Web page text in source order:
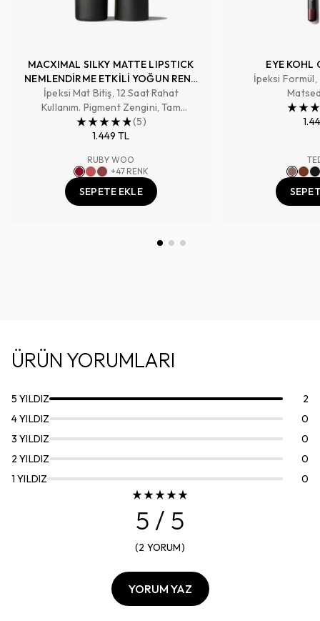
MACXIMAL SILKY MATTE LIPSTICK
NEMLENDİRME ETKİLİ YOĞUN RENK
SAĞLAYAN RUJ
İpeksi Mat Bitiş, 12 Saat Rahat
Kullanım. Pigment Zengini, Tam
Kapatıcılık Sağlayan Renk
(5)
1.449 TL
RUBY WOO
+47 RENK
SEPETE EKLE
EYE KOHL
İpeksi
ÜRÜN YORUMLARI
5 YILDIZ
2
4YILDIZ
0
3 YILDIZ
0
2 YILDIZ
0
1 YILDIZ 0
5 / 5
(2 YORUM)
YORUM YAZ